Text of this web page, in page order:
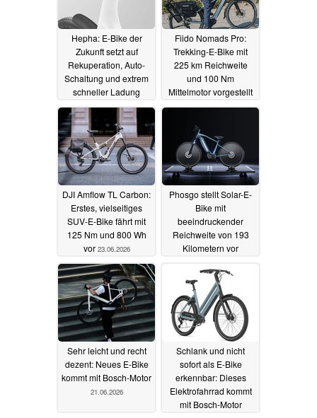
Hepha: E-Bike der
Zukunft setzt auf
Rekuperation, Auto-
Schaltung und extrem
schneller Ladung
25.06.2026
Fiido Nomads Pro:
Trekking-E-Bike mit
225 km Reichweite
und 100 Nm
Mittelmotor vorgestellt
24.06.2026
DJI Amflow TL Carbon:
Erstes, vielseitiges
SUV-E-Bike fährt mit
125 Nm und 800 Wh
vor 23.06.2026
Phosgo stellt Solar-E-
Bike mit
beeindruckender
Reichweite von 193
Kilometern vor
Sehr leicht und recht
dezent: Neues E-Bike
kommt mit Bosch-Motor
21.06.2026
Schlank und nicht
sofort als E-Bike
erkennbar: Dieses
Elektrofahrrad kommt
mit Bosch-Motor